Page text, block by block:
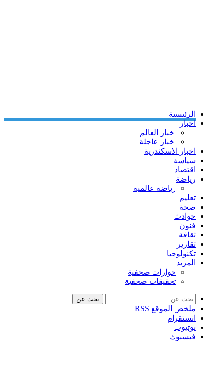
الرئيسية
اخبار
اخبار العالم
اخبار عاجلة
اخبار الاسكندرية
سياسة
اقتصاد
رياضة
رياضة عالمية
تعليم
صحة
حوادث
فنون
ثقافة
تقارير
تكنولوجيا
المزيد
حوارات صحفية
تحقيقات صحفية
بحث عن
ملخص الموقع RSS
انستقرام
يوتيوب
فيسبوك